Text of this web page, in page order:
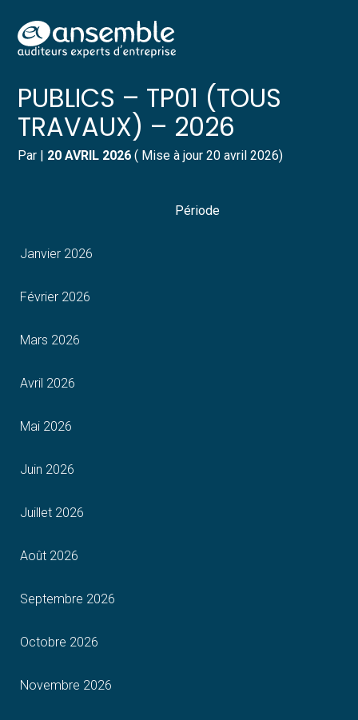
Aller
au
Créer et reprendre une activité
Gérer votre quotidien
Piloter votre entreprise
Développer votre entreprise
Construire votre patrimoine
Structurer votre croissance
électronique
Pilotez votre gestion
Suivre votre comptabilité
Gérer vos ressources humaines
Dématérialiser vos documents
INDICE GÉNÉRAL TRAVAUX
PUBLICS – TP01 (TOUS
TRAVAUX) – 2026
Par | 20 AVRIL 2026 ( Mise à jour 20 avril 2026)
Période
Janvier 2026
Février 2026
Mars 2026
Avril 2026
Mai 2026
Juin 2026
Juillet 2026
Août 2026
Septembre 2026
Octobre 2026
Novembre 2026